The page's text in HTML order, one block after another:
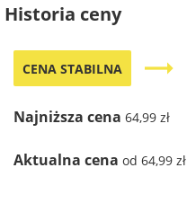
Historia ceny
CENA STABILNA trending_flat
Najniższa cena 64,99 zł
Aktualna cena od 64,99 zł